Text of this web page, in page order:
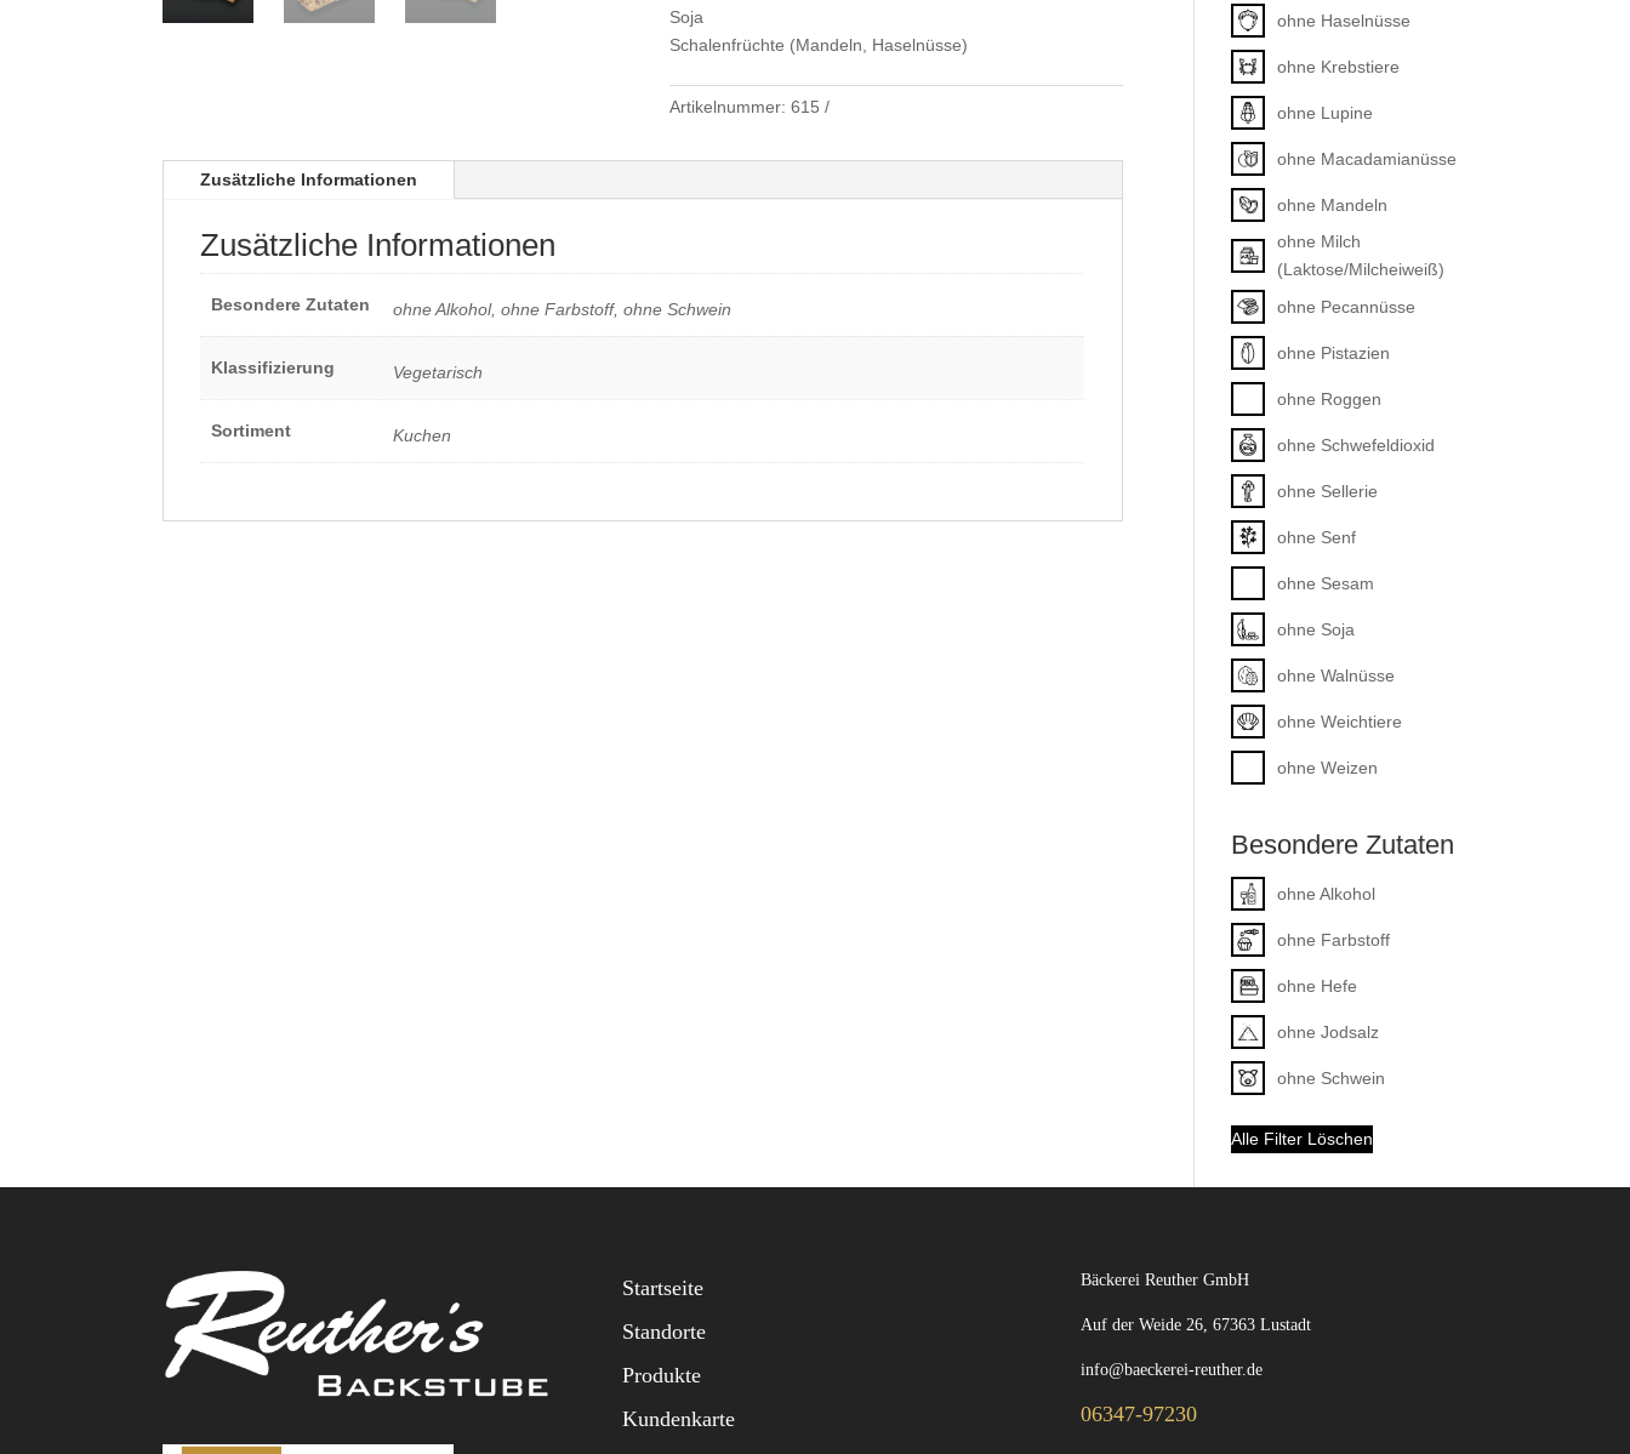
Soja
Schalenfrüchte (Mandeln, Haselnüsse)
Artikelnummer: 615
Zusätzliche Informationen
Zusätzliche Informationen
Besondere Zutaten ohne Alkohol, ohne Farbstoff, ohne Schwein
Klassifizierung Vegetarisch
Sortiment Kuchen
ohne Haselnüsse
ohne Krebstiere
ohne Lupine
ohne Macadamianüsse
ohne Mandeln
ohne Milch
(Laktose/Milcheiweiß)
ohne Pecannüsse
ohne Pistazien
ohne Roggen
ohne Schwefeldioxid
ohne Sellerie
ohne Senf
ohne Sesam
ohne Soja
ohne Walnüsse
ohne Weichtiere
ohne Weizen
Besondere Zutaten
ohne Alkohol
ohne Farbstoff
ohne Hefe
ohne Jodsalz
ohne Schwein
Alle Filter Löschen
Startseite
Standorte
Produkte
Kundenkarte
Bäckerei Reuther GmbH
Auf der Weide 26, 67363 Lustadt
info@baeckerei-reuther.de
06347-97230